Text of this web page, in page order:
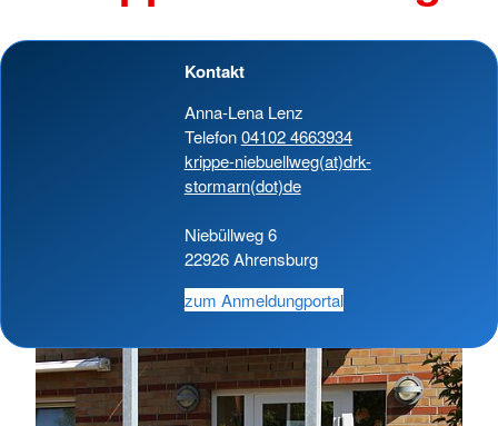
Kontakt
Anna-Lena Lenz
Telefon04102 4663934
krippe-niebuellweg(at)drk-
stormarn(dot)de
Niebüllweg 6
22926 Ahrensburg
zum Anmeldungportal